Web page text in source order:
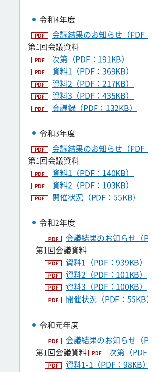
令和4年度
会議結果のお知らせ（PDF
第1回会議資料
次第（PDF：191KB）
資料1（PDF：369KB）
資料2（PDF：217KB）
資料3（PDF：435KB）
会議録（PDF：132KB）
令和3年度
会議結果のお知らせ（PDF
第1回会議資料
資料1（PDF：140KB）
資料2（PDF：103KB）
開催状況（PDF：55KB）
令和2年度
会議結果のお知らせ（
第1回会議資料
資料1（PDF：939KB）
資料2（PDF：101KB）
資料3（PDF：100KB）
開催状況（PDF：55KB
令和元年度
会議結果のお知らせ（
第1回会議資料
次第（PDF
資料1-1（PDF：98KB）